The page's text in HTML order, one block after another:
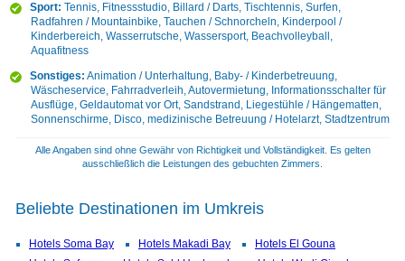
Sport: Tennis, Fitnessstudio, Billard / Darts, Tischtennis, Surfen,
Radfahren / Mountainbike, Tauchen / Schnorcheln, Kinderpool /
Kinderbereich, Wasserrutsche, Wassersport, Beachvolleyball,
Aquafitness
Sonstiges: Animation / Unterhaltung, Baby- / Kinderbetreuung,
Wäscheservice, Fahrradverleih, Autovermietung, Informationsschalter für
Ausflüge, Geldautomat vor Ort, Sandstrand, Liegestühle / Hängematten,
Sonnenschirme, Disco, medizinische Betreuung / Hotelarzt, Stadtzentrum
Alle Angaben sind ohne Gewähr von Richtigkeit und Vollständigkeit. Es gelten
ausschließlich die Leistungen des gebuchten Zimmers.
Beliebte Destinationen im Umkreis
Hotels Soma Bay Hotels Makadi Bay
Hotels El Gouna